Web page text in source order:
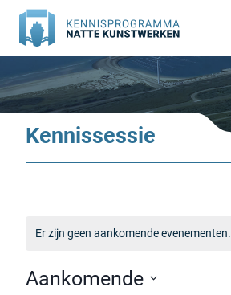
Doorgaan
naar
inhoud
Kennissessie
Er zijn geen aankomende evenementen.
Aankomende